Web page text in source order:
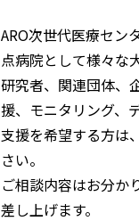
ARO次世代医療セン
点病院として様々な
研究者、関連団体、
援、モニタリング、
支援を希望する方は
さい。
ご相談内容はお分か
差し上げます。